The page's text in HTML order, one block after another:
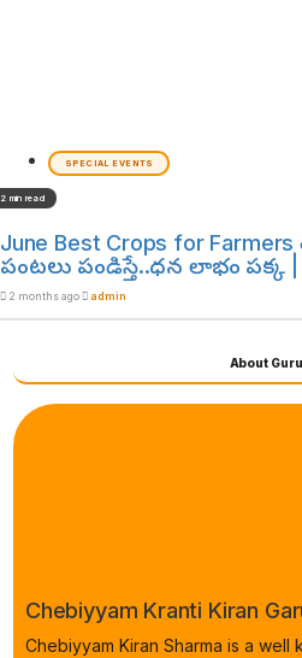
SPECIAL EVENTS
2 min read
June Best Crops for
పంటలు పండిస్తే..ధన లాభం పక్క |
2 months ago admin
About
Chebiyyam Kranti Kiran
Chebiyyam Kiran Sharma is a